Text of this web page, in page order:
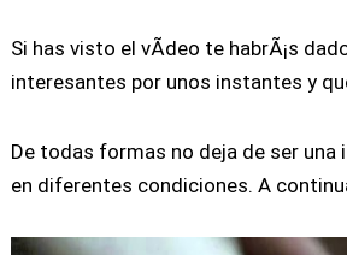
Si has visto el vÃ­deo te habrÃ¡s
interesantes por unos instantes y
De todas formas no deja de ser
en diferentes condiciones. A